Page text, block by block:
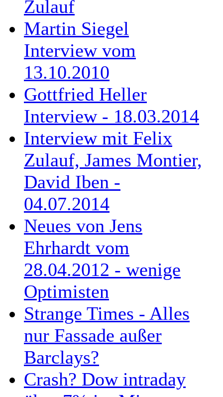
Zulauf
Martin Siegel
Interview vom
13.10.2010
Gottfried Heller
Interview - 18.03.2014
Interview mit Felix
Zulauf, James Montier,
David Iben -
04.07.2014
Neues von Jens
Ehrhardt vom
28.04.2012 - wenige
Optimisten
Strange Times - Alles
nur Fassade außer
Barclays?
Crash? Dow intraday